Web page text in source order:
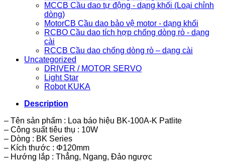
MCCB Cầu dao tự động - dạng khối (Loại chỉnh
dòng)
MotorCB Cầu dao bảo vệ motor - dạng khối
RCBO Cầu dao tích hợp chống dòng rò - dạng
cài
RCCB Cầu dao chống dòng rò – dạng cài
Uncategorized
DRIVER / MOTOR SERVO
Light Star
Robot KUKA
Description
– Tên sản phẩm : Loa báo hiệu BK-100A-K Patlite
– Công suất tiêu thụ : 10W
– Dòng : BK Series
– Kích thước : Φ120mm
– Hướng lắp : Thẳng, Ngang, Đảo ngược